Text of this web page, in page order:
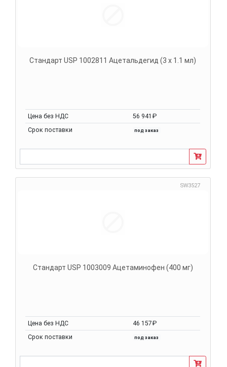
Стандарт USP 1002811 Ацетальдегид (3 x 1.1 мл)
Цена без НДС
56 941₽
Срок поставки
под заказ
SW3527
Стандарт USP 1003009 Ацетаминофен (400 мг)
Цена без НДС
46 157₽
Срок поставки
под заказ